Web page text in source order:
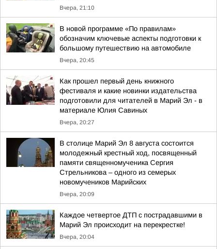
Вчера, 21:10
В новой программе «По правилам»
обозначим ключевые аспекты подготовки к
большому путешествию на автомобиле
Вчера, 20:45
Как прошел первый день книжного
фестиваля и какие новинки издательства
подготовили для читателей в Марий Эл - в
материале Юлия Савиных
Вчера, 20:27
В столице Марий Эл 8 августа состоится
молодежный крестный ход, посвященный
памяти священномученика Сергия
Стрельникова – одного из семерых
новомучеников Марийских
Вчера, 20:09
Каждое четвертое ДТП с пострадавшими в
Марий Эл происходит на перекрестке!
Вчера, 20:04